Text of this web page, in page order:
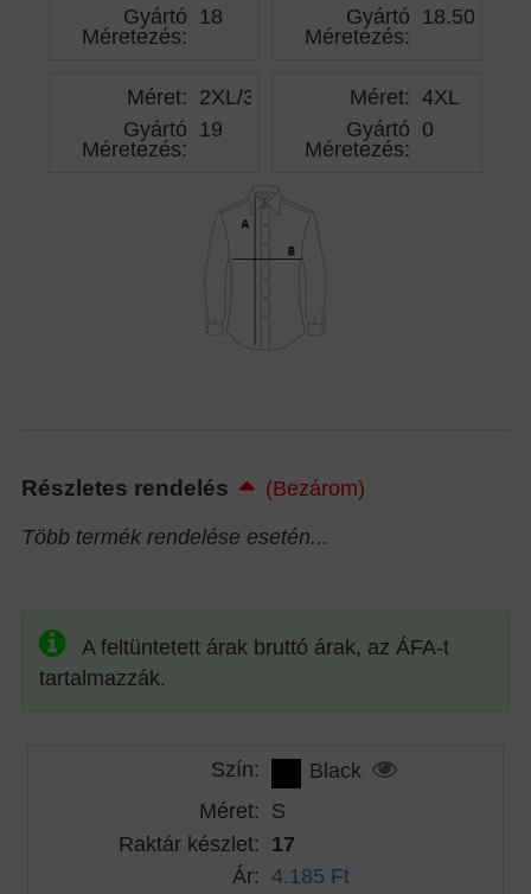
Gyártó
Méretezés:
18
Gyártó
Méretezés:
18.50
Méret: 2XL/3XL
Gyártó
Méretezés:
19
Méret: 4XL
Gyártó
Méretezés:
0
Részletes rendelés
(Bezárom)
Több termék rendelése esetén...
A feltüntetett árak bruttó árak, az ÁFA-t
tartalmazzák.
Szín:
Black
Méret: S
Raktár készlet: 17
Ár: 4.185 Ft